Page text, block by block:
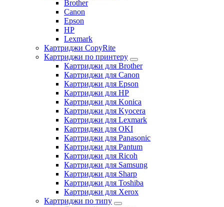
Brother
Canon
Epson
HP
Lexmark
Картриджи CopyRite
Картриджи по принтеру
Картриджи для Brother
Картриджи для Canon
Картриджи для Epson
Картриджи для HP
Картриджи для Konica
Картриджи для Kyocera
Картриджи для Lexmark
Картриджи для OKI
Картриджи для Panasonic
Картриджи для Pantum
Картриджи для Ricoh
Картриджи для Samsung
Картриджи для Sharp
Картриджи для Toshiba
Картриджи для Xerox
Картриджи по типу